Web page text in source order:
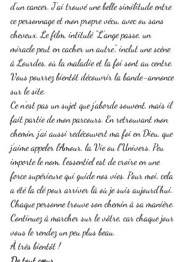
d'un cancer. J'ai trouvé une belle similitude entre
ce personnage et mon propre vécu, avec ou sans
cheveux. Le film, intitulé "L'ange passe, un
miracle peut en cacher un autre", inclut une scène
à Lourdes, où la maladie et la foi sont au centre.
Vous pourrez bientôt découvrir la bande-annonce
sur le site.
Ce n'est pas un sujet que j'aborde souvent, mais il
fait partie de mon parcours. En retrouvant mon
chemin, j'ai aussi redécouvert ma foi en Dieu, que
j'aime appeler l'Amour, la Vie ou l'Univers. Peu
importe le nom, l'essentiel est de croire en une
force supérieure qui guide nos vies. Pour moi, cela
a été la clé pour arriver là où je suis aujourd'hui.
Chaque personne trouve son chemin à sa manière.
Continuez à marcher sur le vôtre, car chaque jour
vous le rendez un peu plus beau.
À très bientôt !